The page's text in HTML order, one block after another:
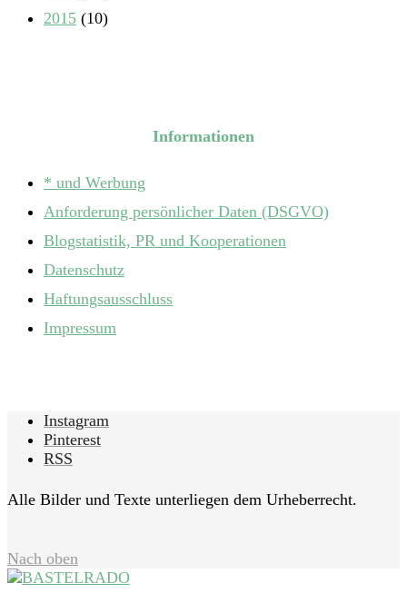
2015 (10)
Informationen
* und Werbung
Anforderung persönlicher Daten (DSGVO)
Blogstatistik, PR und Kooperationen
Datenschutz
Haftungsausschluss
Impressum
Instagram
Pinterest
RSS
Alle Bilder und Texte unterliegen dem Urheberrecht.
Nach oben